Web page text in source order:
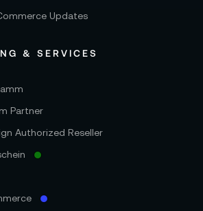
Updates
& SERVICES
Partner
Authorized Reseller